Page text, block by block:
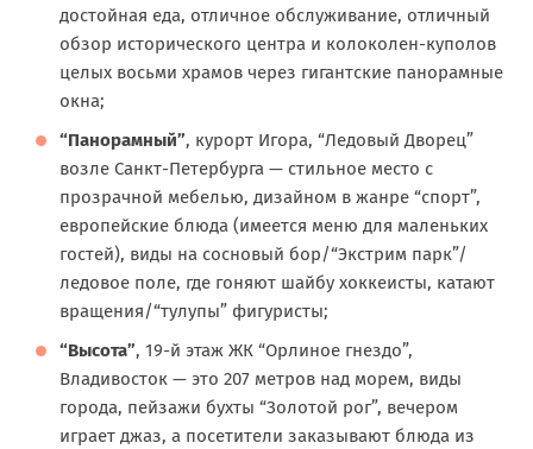
достойная еда, отличное обслуживание, отличный
обзор исторического центра и колоколен-куполов
целых восьми храмов через гигантские панорамные
окна;
“Панорамный”, курорт Игора, “Ледовый Дворец”
возле Санкт-Петербурга — стильное место с
прозрачной мебелью, дизайном в жанре “спорт”,
европейские блюда (имеется меню для маленьких
гостей), виды на сосновый бор/“Экстрим парк”/
ледовое поле, где гоняют шайбу хоккеисты, катают
вращения/“тулупы” фигуристы;
“Высота”, 19-й этаж ЖК “Орлиное гнездо”,
Владивосток — это 207 метров над морем, виды
города, пейзажи бухты “Золотой рог”, вечером
играет джаз, а посетители заказывают блюда из